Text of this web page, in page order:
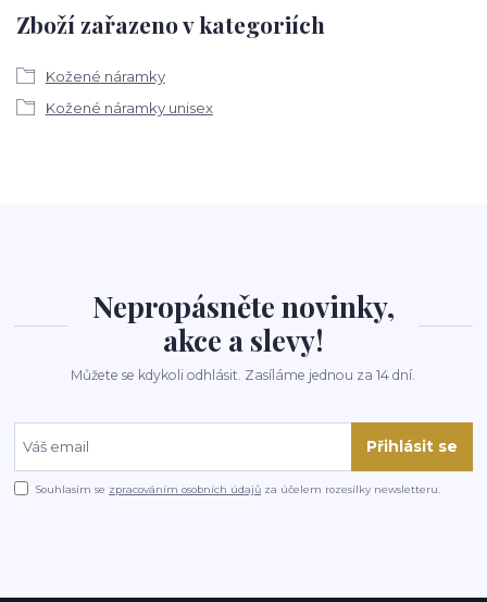
Zboží zařazeno v kategoriích
Kožené náramky
Kožené náramky unisex
Nepropásněte novinky,
akce a slevy!
Můžete se kdykoli odhlásit. Zasíláme jednou za 14 dní.
Přihlásit se
Souhlasím se zpracováním osobních údajů za účelem rozesílky newsletteru.